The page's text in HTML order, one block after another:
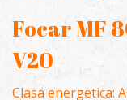
Focar MF
V20
Clasa energetica: